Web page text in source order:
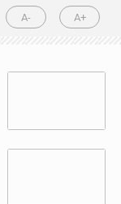
A- A+